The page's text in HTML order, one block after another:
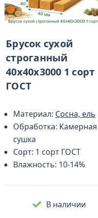
Брусок сухой
строганный
40х40х3000 1 сорт
ГОСТ
Материал: Сосна, ель
Обработка: Камерная
сушка
Сорт: 1 сорт ГОСТ
Влажность: 10-14%
В наличии